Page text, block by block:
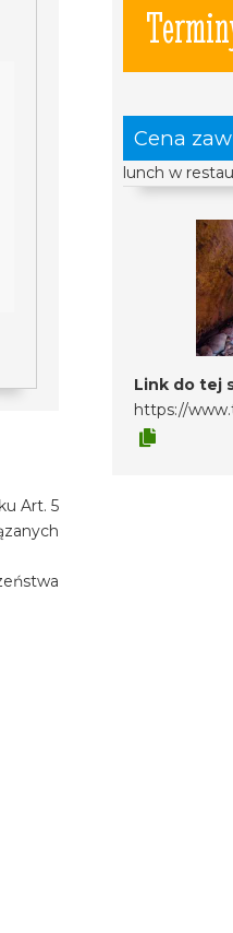
Cena
lunch w
Link do tej
https://
Art. 5